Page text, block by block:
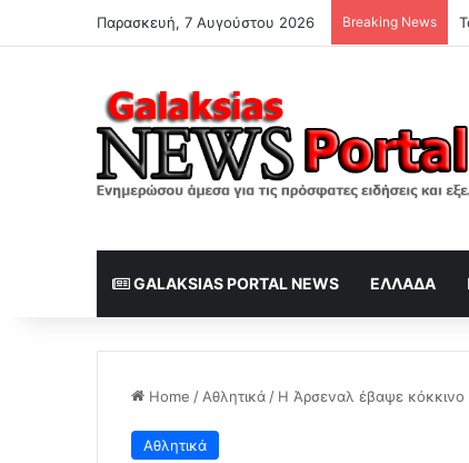
Παρασκευή, 7 Αυγούστου 2026 Breaking News
GALAKSIAS PORTAL NEWS ΕΛΛΆΔΑ
Home / Αθλητικά / Η Άρσεναλ έβαψε κόκκινο
Αθλητικά